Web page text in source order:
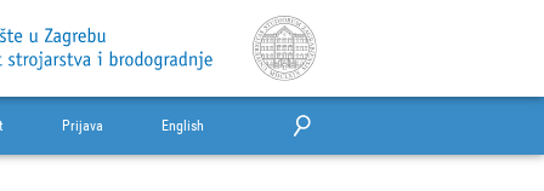
Prijava English